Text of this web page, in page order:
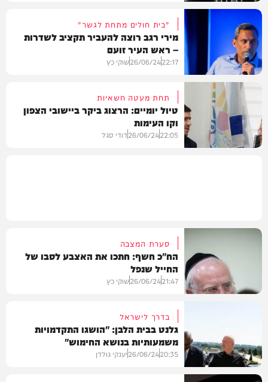
דעות
רכב
"בית חולים מתחת לגשר"
מירי רגב רוצה להעביר תקציב לשדרות
– ראש העיר זועם
22:17
26/06/24שוקי כץ
תחת מעטה חשאיות
טיול יומיים: הרצוג ביקר ביישובי הצפון
וקו העימות
22:05
26/06/24דודי סגל
חדשות
סערת המצבה
הח"כ חשף: חתכו את האצבע לסבו של
החייל שנפל
21:47
26/06/24שוקי כץ
בדרך לישראל
גלנט בבית הלבן: "הושגו התקדמויות
משמעותיות בנושא החימוש"
20:35
26/06/24יענקי גולדן